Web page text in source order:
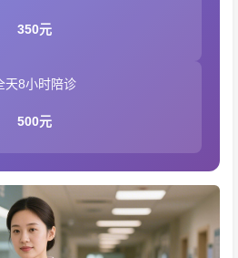
350元
天8小时陪诊
500元